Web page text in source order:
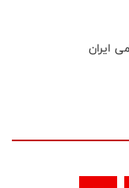
ایران